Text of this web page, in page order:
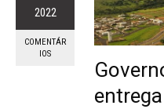
2022
COMENTÁR
IOS